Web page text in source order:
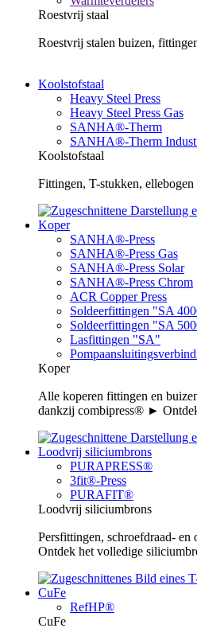
Roestvrij staal
Roestvrij stalen buizen,
Koolstofstaal
Heavy Steel Press
Heavy Steel Press Gas
SANHA®-Therm
SANHA®-Therm
Koolstofstaal
Fittingen, T-stukken,
Koper
SANHA®-Press
SANHA®-Press Gas
SANHA®-Press Solar
SANHA®-Press Chrom
ACR Copper Press
Soldeerfittingen "SA
Soldeerfittingen "SA
Lasfittingen "SA"
Koper
Alle koperen fittingen en
dankzij combipress® ►
Loodvrij siliciumbrons
PURAPRESS®
3fit®-Press
PURAFIT®
Loodvrij siliciumbrons
Persfittingen, schroefdraad-
Ontdek het volledige
CuFe
RefHP®
CuFe